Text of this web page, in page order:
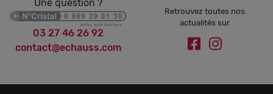
Une question ?
03 27 46 26 92
contact@echauss.com
Retrouvez toutes nos
actualités sur